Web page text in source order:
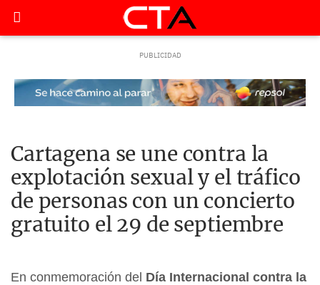
Cartagena se une contra la
explotación sexual y el tráfico
de personas con un concierto
gratuito el 29 de septiembre
En conmemoración del Día Internacional contra la